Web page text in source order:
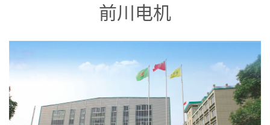
前川电机